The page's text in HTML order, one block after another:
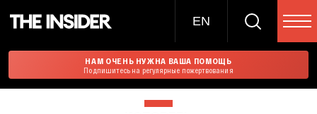
EN
НАМ ОЧЕНЬ НУЖНА ВАША ПОМОЩЬ
Подпишитесь на регулярные пожертвования